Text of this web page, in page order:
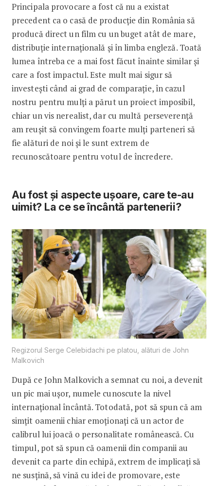
Principala provocare a fost că nu a existat
precedent ca o casă de producție din România să
producă direct un film cu un buget atât de mare,
distribuție internațională și în limba engleză. Toată
lumea întreba ce a mai fost făcut înainte similar și
care a fost impactul. Este mult mai sigur să
investești când ai grad de comparație, în cazul
nostru pentru mulți a părut un proiect imposibil,
chiar un vis nerealist, dar cu multă perseverență
am reușit să convingem foarte mulți parteneri să
fie alături de noi și le sunt extrem de
recunoscătoare pentru votul de încredere.
Au fost și aspecte ușoare, care te-au
uimit? La ce se încântă partenerii?
Regizorul Serge Celebidachi pe platou, alături de John
Malkovich
După ce John Malkovich a semnat cu noi, a devenit
un pic mai ușor, numele cunoscute la nivel
internațional încântă. Totodată, pot să spun că am
simțit oamenii chiar emoționați că un actor de
calibrul lui joacă o personalitate românească. Cu
timpul, pot să spun că oamenii din companii au
devenit ca parte din echipă, extrem de implicați să
ne susțină, să vină cu idei de promovare, este